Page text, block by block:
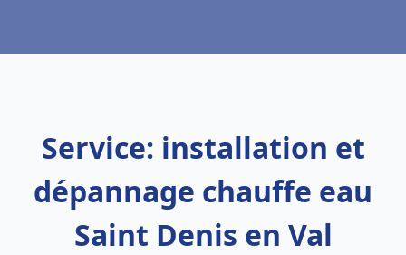
Service: installation et
dépannage chauffe eau
Saint Denis en Val